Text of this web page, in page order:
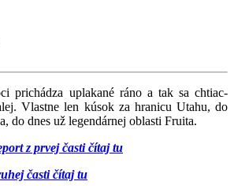
prichádza uplakané ráno a tak sa chtiac-
Vlastne len kúsok za hranicu Utahu, do
do dnes už legendárnej oblasti Fruita.
z prvej časti čítaj tu
časti čítaj tu